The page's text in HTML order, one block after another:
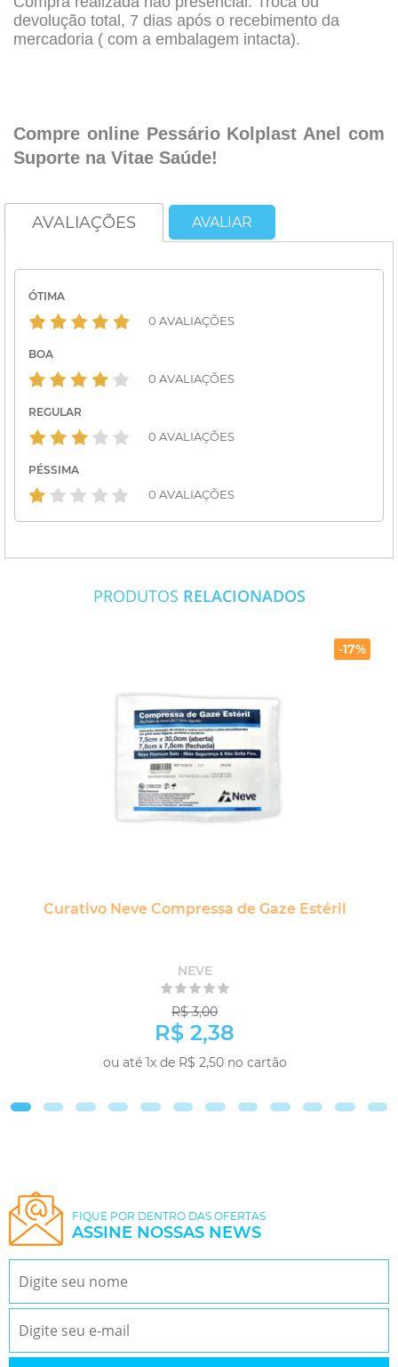
devolução total, 7 dias após o recebimento da
mercadoria ( com a embalagem intacta).
Compre online Pessário Kolplast Anel com
Suporte na Vitae Saúde!
AVALIAÇÕES AVALIAR
ÓTIMA
0 AVALIAÇÕES
BOA
0 AVALIAÇÕES
REGULAR
0 AVALIAÇÕES
PÉSSIMA
0 AVALIAÇÕES
PRODUTOS RELACIONADOS
-17%
Curativo Neve Compressa de Gaze Estéril
NEVE
R$ 3,00
R$ 2,38
ou até 1x de R$ 2,50 no cartão
FIQUE POR DENTRO DAS OFERTAS
ASSINE NOSSAS NEWS